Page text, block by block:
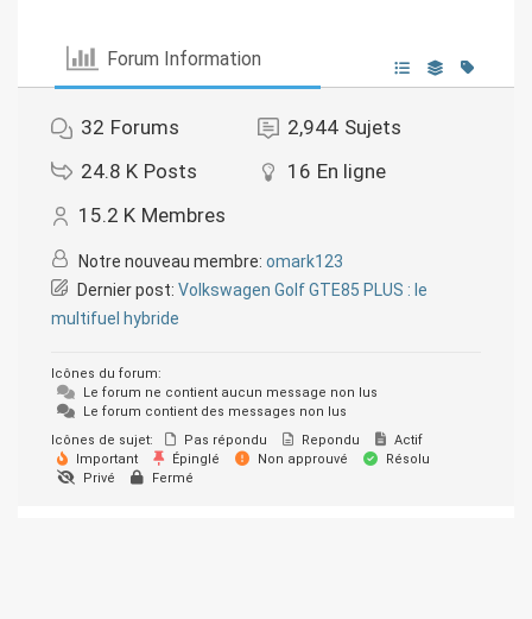
Forum Information
32 Forums 2,944 Sujets
24.8 K Posts 16 En ligne
15.2 K Membres
Notre nouveau membre: omark123
Dernier post: Volkswagen Golf GTE85 PLUS : le
multifuel hybride
Icônes du forum:
Le forum ne contient aucun message non lus
Le forum contient des messages non lus
Icônes de sujet:
Pas répondu Repondu
Actif
Important
Épinglé Non approuvé
Résolu
Privé
Fermé